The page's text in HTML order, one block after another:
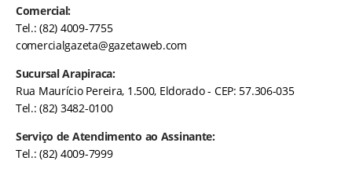
Comercial:
Tel.: (82) 4009-7755
comercialgazeta@gazetaweb.com
Sucursal Arapiraca:
Rua Maurício Pereira, 1.500, Eldorado - CEP: 57.306-035
Tel.: (82) 3482-0100
Serviço de Atendimento ao Assinante:
Tel.: (82) 4009-7999